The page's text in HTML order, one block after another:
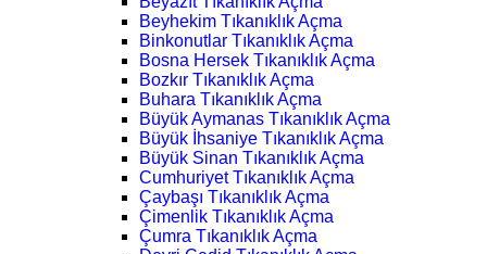
Beyhekim Tıkanıklık Açma
Binkonutlar Tıkanıklık Açma
Bosna Hersek Tıkanıklık Açma
Bozkır Tıkanıklık Açma
Buhara Tıkanıklık Açma
Büyük Aymanas Tıkanıklık Açma
Büyük İhsaniye Tıkanıklık Açma
Büyük Sinan Tıkanıklık Açma
Cumhuriyet Tıkanıklık Açma
Çaybaşı Tıkanıklık Açma
Çimenlik Tıkanıklık Açma
Çumra Tıkanıklık Açma